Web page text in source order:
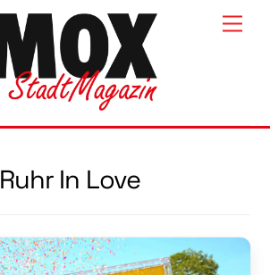
Ruhr In Love